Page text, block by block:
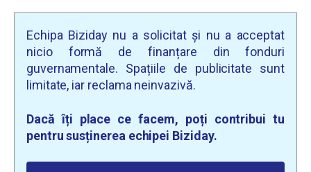
Echipa Biziday nu a solicitat și nu a acceptat
nicio formă de finanțare din fonduri
guvernamentale. Spațiile de publicitate sunt
limitate, iar reclama neinvazivă.
Dacă îți place ce facem, poți contribui tu
pentru susținerea echipei Biziday.